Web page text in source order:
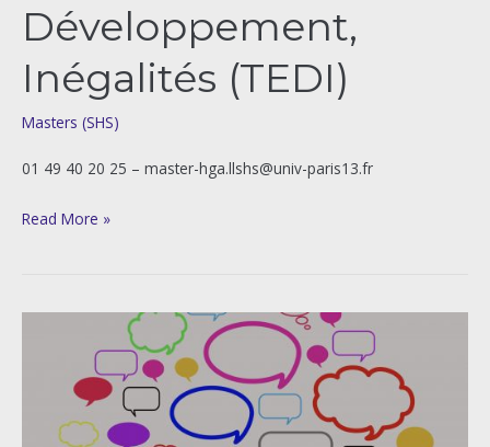
Développement,
Inégalités (TEDI)
Masters (SHS)
01 49 40 20 25 – master-hga.llshs@univ-paris13.fr
Read More »
Langues
sociétés